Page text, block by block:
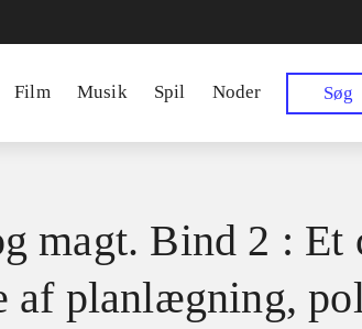
Film Musik Spil Noder Søg
magt. Bind 2 : Et
af planlægning,